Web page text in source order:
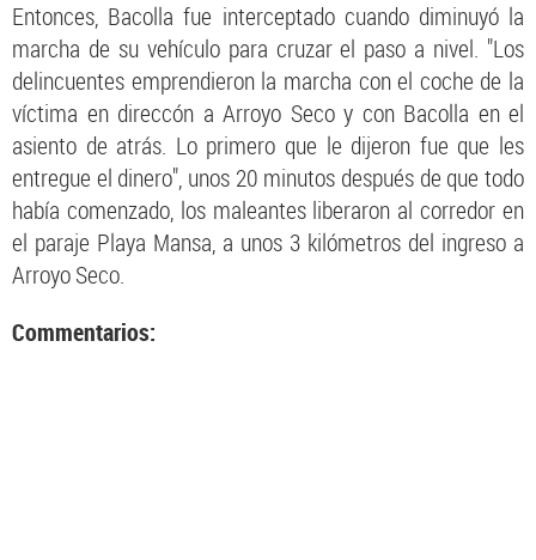
Entonces, Bacolla fue interceptado cuando diminuyó la
marcha de su vehículo para cruzar el paso a nivel. "Los
delincuentes emprendieron la marcha con el coche de la
víctima en direccón a Arroyo Seco y con Bacolla en el
asiento de atrás. Lo primero que le dijeron fue que les
entregue el dinero", unos 20 minutos después de que todo
había comenzado, los maleantes liberaron al corredor en
el paraje Playa Mansa, a unos 3 kilómetros del ingreso a
Arroyo Seco.
Commentarios: